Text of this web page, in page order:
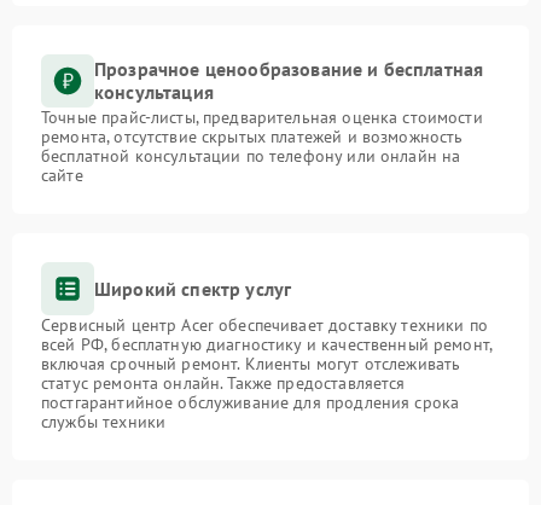
Прозрачное ценообразование и бесплатная
консультация
Точные прайс-листы, предварительная оценка стоимости
ремонта, отсутствие скрытых платежей и возможность
бесплатной консультации по телефону или онлайн на
сайте
Широкий спектр услуг
Сервисный центр Acer обеспечивает доставку техники по
всей РФ, бесплатную диагностику и качественный ремонт,
включая срочный ремонт. Клиенты могут отслеживать
статус ремонта онлайн. Также предоставляется
постгарантийное обслуживание для продления срока
службы техники